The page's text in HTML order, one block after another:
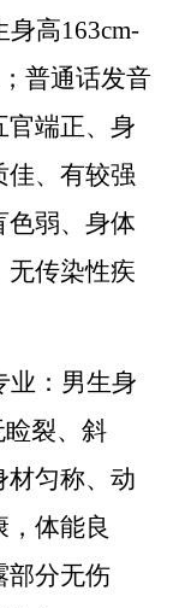
身高163cm-
普通话发音
官端正、身
佳、有较强
色弱、身体
无传染性疾
业：男生身
睑裂、斜
材匀称、动
体能良
部分无伤